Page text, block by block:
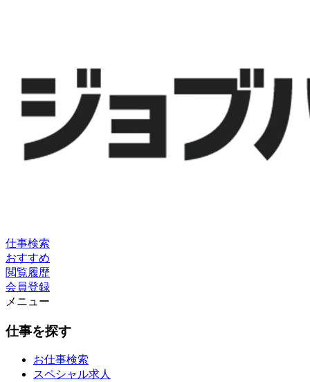
仕事検索
おすすめ
閲覧履歴
会員登録
メニュー
仕事を探す
お仕事検索
スペシャル求人